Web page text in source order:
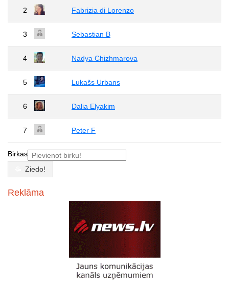
2 Fabrizia di Lorenzo
3 Sebastian B
4 Nadya Chizhmarova
5 Lukašs Urbans
6 Dalia Elyakim
7 Peter F
Birkas
Ziedo!
Reklāma